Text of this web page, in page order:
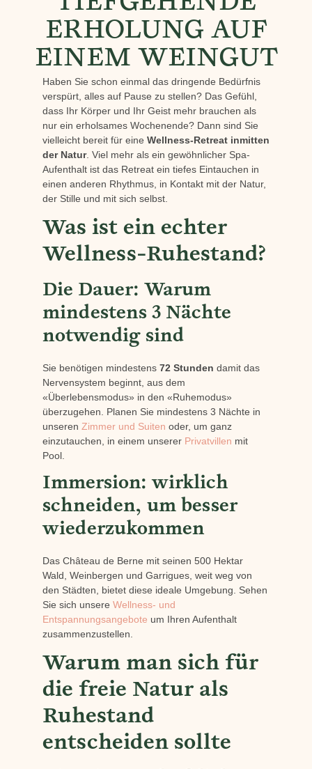
ERHOLUNG AUF
EINEM WEINGUT
Haben Sie schon einmal das dringende Bedürfnis
verspürt, alles auf Pause zu stellen? Das Gefühl,
dass Ihr Körper und Ihr Geist mehr brauchen als
nur ein erholsames Wochenende? Dann sind Sie
vielleicht bereit für eine Wellness-Retreat inmitten
der Natur. Viel mehr als ein gewöhnlicher Spa-
Aufenthalt ist das Retreat ein tiefes Eintauchen in
einen anderen Rhythmus, in Kontakt mit der Natur,
der Stille und mit sich selbst.
Was ist ein echter
Wellness-Ruhestand?
Die Dauer: Warum
mindestens 3 Nächte
notwendig sind
Sie benötigen mindestens 72 Stunden damit das
Nervensystem beginnt, aus dem
«Überlebensmodus» in den «Ruhemodus»
überzugehen. Planen Sie mindestens 3 Nächte in
unseren Zimmer und Suiten oder, um ganz
einzutauchen, in einem unserer Privatvillen mit
Pool.
Immersion: wirklich
schneiden, um besser
wiederzukommen
Das Château de Berne mit seinen 500 Hektar
Wald, Weinbergen und Garrigues, weit weg von
den Städten, bietet diese ideale Umgebung. Sehen
Sie sich unsere Wellness- und
Entspannungsangebote um Ihren Aufenthalt
zusammenzustellen.
Warum man sich für
die freie Natur als
Ruhestand
entscheiden sollte